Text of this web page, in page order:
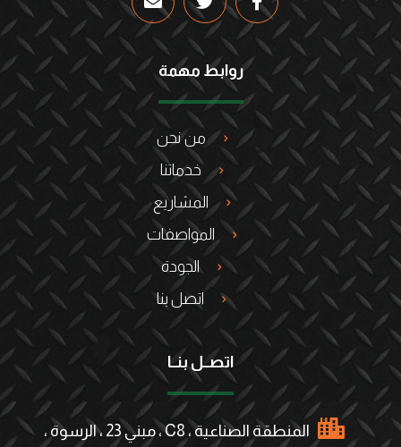
روابط مهمة
من نحن
خدماتنا
المشاريع
المواصفات
الجودة
اتصل بنا
اتصــل بنــا
المنطقة الصناعية ، C8 ، مبني 23 ، الرسوة ،